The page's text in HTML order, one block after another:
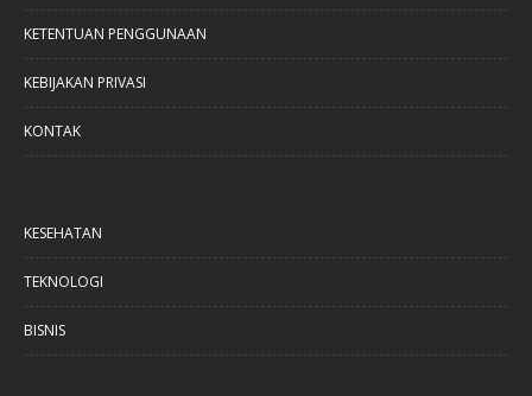
KETENTUAN PENGGUNAAN
KEBIJAKAN PRIVASI
KONTAK
KESEHATAN
TEKNOLOGI
BISNIS